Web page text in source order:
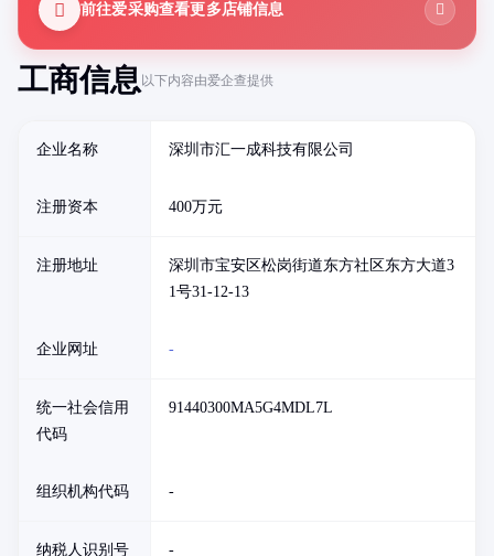
工商信息以下内容由爱企查提供
企业名称 深圳市汇一成科技有限公司
注册资本 400万元
注册地址
深圳市宝安区松岗街道东方社区东方大道3
1号31-12-13
企业网址 -
统一社会信用
代码
91440300MA5G4MDL7L
组织机构代码 -
纳税人识别号 -
前往爱采购查看更多店铺信息